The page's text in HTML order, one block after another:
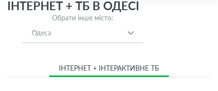
ІНТЕРНЕТ + ТБ В ОДЕСІ
Обрати інше місто:
Одеса
ІНТЕРНЕТ + ІНТЕРАКТИВНЕ ТБ